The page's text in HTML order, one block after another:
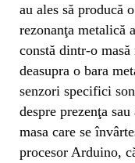
au ales să producă
rezonanţa metalică
constă dintr-o
deasupra o bara
senzori specifici
despre prezenţa
masa care se
procesor Arduino,